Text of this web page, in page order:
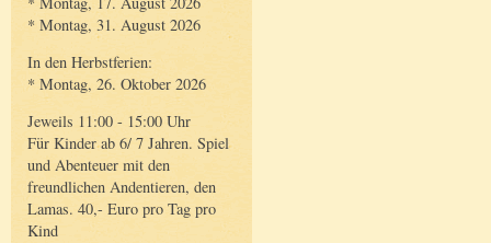
* Montag, 31. August 2026
In den Herbstferien:
* Montag, 26. Oktober 2026
Jeweils 11:00 - 15:00 Uhr
Für Kinder ab 6/ 7 Jahren. Spiel
und Abenteuer mit den
freundlichen Andentieren, den
Lamas. 40,- Euro pro Tag pro
Kind